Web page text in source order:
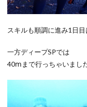
スキルも順調に進み1日
一方ディープSPでは
40ⅿまで行っちゃいまし